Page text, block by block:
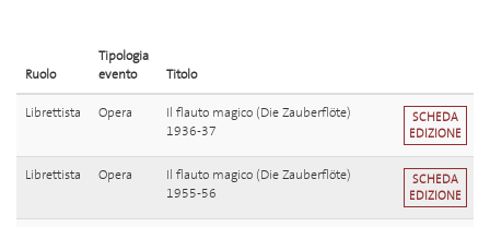
Ruolo
Tipologia
evento
Titolo
Librettista Opera
Il flauto magico (Die Zauberflöte)
1936-37
SCHEDA
EDIZIONE
Librettista Opera
Il flauto magico (Die Zauberflöte)
1955-56
SCHEDA
EDIZIONE